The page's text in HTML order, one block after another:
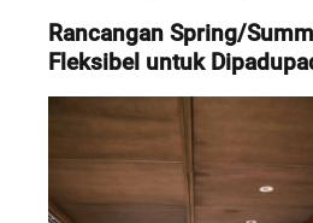
Rancangan Spring/
Fleksibel untuk